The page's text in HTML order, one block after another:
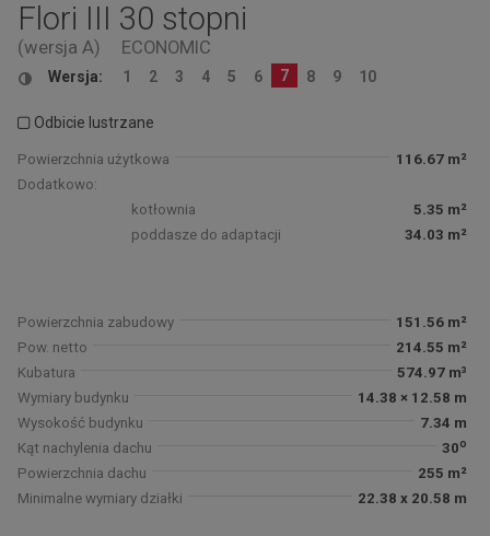
Flori III 30 stopni
(wersja A) ECONOMIC
Wersja: 1 2 3 4 5 6 7 8 9 10
Odbicie lustrzane
Powierzchnia użytkowa
116.67 m²
Dodatkowo:
kotłownia
5.35 m²
poddasze do adaptacji
34.03 m²
Powierzchnia zabudowy
151.56 m²
Pow. netto
214.55 m²
Kubatura
574.97 m³
Wymiary budynku
14.38 × 12.58 m
Wysokość budynku
7.34 m
Kąt nachylenia dachu
30o
Powierzchnia dachu
255 m²
Minimalne wymiary działki
22.38 x 20.58 m